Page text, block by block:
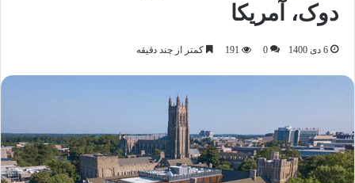
دوک، آمریکا
6 دی 1400 0
191 کمتر از چند دقیقه